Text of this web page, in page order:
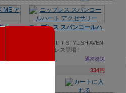
334円
ニップレス スパンコールハ
NIPPORIGIFT STYLISH AVEN
UE ニップレス登場！
通常発送
334円